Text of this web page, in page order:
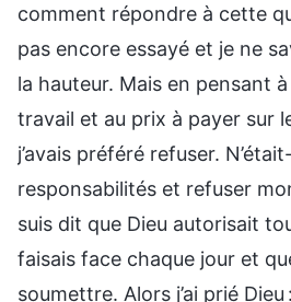
comment répondre à cette
pas encore essayé et je ne
la hauteur. Mais en pensant
travail et au prix à payer sur
j’avais préféré refuser.
responsabilités et refuser
suis dit que Dieu autorisait
faisais face chaque jour et
soumettre. Alors j’ai prié Dieu